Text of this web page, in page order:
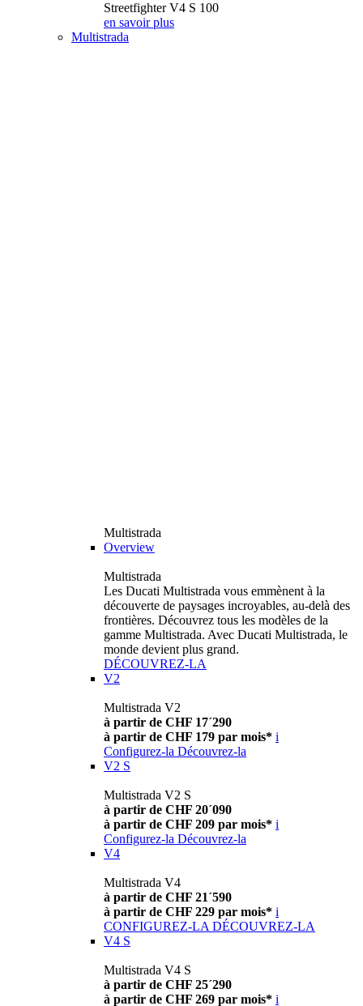
Streetfighter V4 S 100
en savoir plus
Multistrada
Multistrada
Overview
Multistrada
Les Ducati Multistrada vous emmènent à la
découverte de paysages incroyables, au-delà des
frontières. Découvrez tous les modèles de la
gamme Multistrada. Avec Ducati Multistrada, le
monde devient plus grand.
DÉCOUVREZ-LA
V2
Multistrada V2
à partir de CHF 17´290
à partir de CHF 179 par mois* i
Configurez-la Découvrez-la
V2 S
Multistrada V2 S
à partir de CHF 20´090
à partir de CHF 209 par mois* i
Configurez-la Découvrez-la
V4
Multistrada V4
à partir de CHF 21´590
à partir de CHF 229 par mois* i
CONFIGUREZ-LA DÉCOUVREZ-LA
V4 S
Multistrada V4 S
à partir de CHF 25´290
à partir de CHF 269 par mois* i